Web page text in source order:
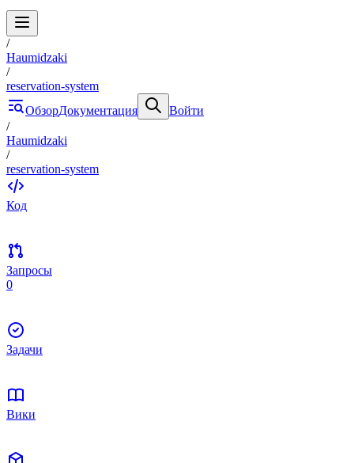
/
Haumidzaki
/
reservation-system
ОбзорДокументация
Войти
/
Haumidzaki
/
reservation-system
Код
Запросы
0
Задачи
Вики